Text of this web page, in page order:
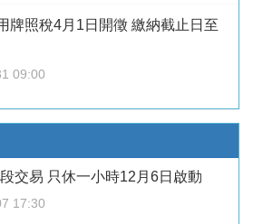
牌照稅4月1日開徵 繳納截止日至
09:00
交易 只休一小時12月6日啟動
17:30